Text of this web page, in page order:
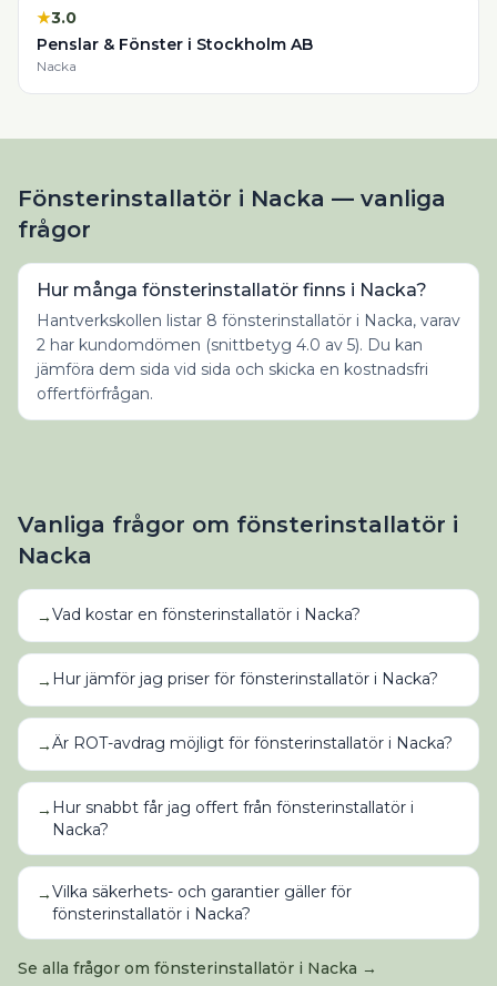
★3.0
Penslar & Fönster i Stockholm AB
Nacka
Fönsterinstallatör i Nacka — vanliga
frågor
Hur många fönsterinstallatör finns i Nacka?
Hantverkskollen listar 8 fönsterinstallatör i Nacka, varav
2 har kundomdömen (snittbetyg 4.0 av 5). Du kan
jämföra dem sida vid sida och skicka en kostnadsfri
offertförfrågan.
Vanliga frågor om fönsterinstallatör i
Nacka
→Vad kostar en fönsterinstallatör i Nacka?
→ Hur jämför jag priser för fönsterinstallatör i Nacka?
→Är ROT-avdrag möjligt för fönsterinstallatör i Nacka?
→ Hur snabbt får jag offert från fönsterinstallatör i
Nacka?
→Vilka säkerhets- och garantier gäller för
fönsterinstallatör i Nacka?
Se alla frågor om fönsterinstallatör i Nacka →